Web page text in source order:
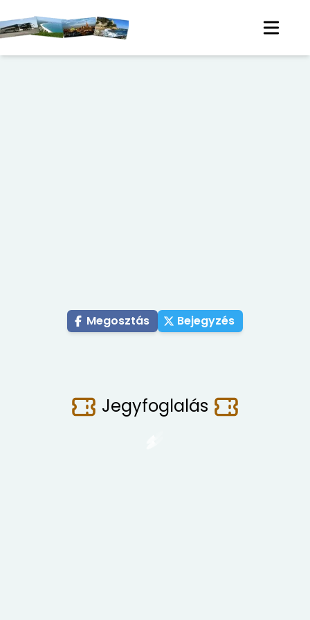
Megosztás Bejegyzés
Jegyfoglalás